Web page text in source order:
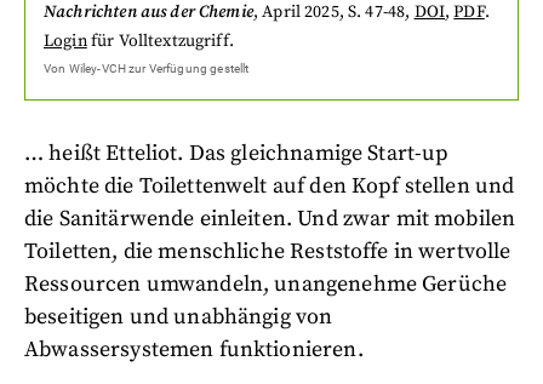
Nachrichten aus der Chemie,April 2025, S. 47-48, DOI,PDF.
Loginfür Volltextzugriff.
Von Wiley-VCHzur Verfügung gestellt
… heißt Etteliot. Das gleichnamige Start-up
möchte die Toilettenwelt auf den Kopf stellen und
die Sanitärwende einleiten. Und zwar mit mobilen
Toiletten, die menschliche Reststoffe in wertvolle
Ressourcen umwandeln, unangenehme Gerüche
beseitigen und unabhängig von
Abwassersystemen funktionieren.